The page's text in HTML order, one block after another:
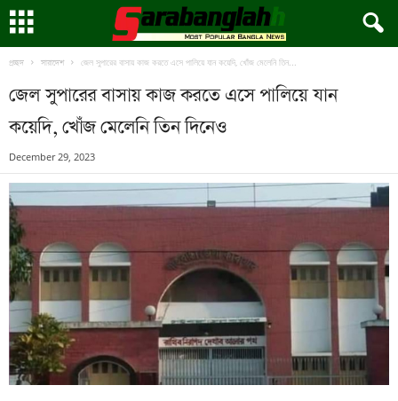
প্রচ্ছদ সারাদেশ জেল সুপারের বাসায় কাজ করতে এসে পালিয়ে যান কয়েদি, খোঁজ মেলেনি তিন...
জেল সুপারের বাসায় কাজ করতে এসে পালিয়ে যান
কয়েদি, খোঁজ মেলেনি তিন দিনেও
December 29, 2023